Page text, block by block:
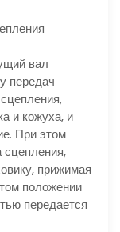
вал
передач
и кожуха, и
При этом
сцепления,
прижимая
положении
передается